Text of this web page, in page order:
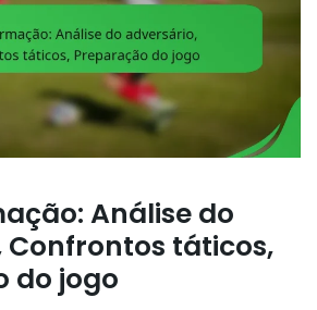
Análise do
Confrontos táticos,
do jogo